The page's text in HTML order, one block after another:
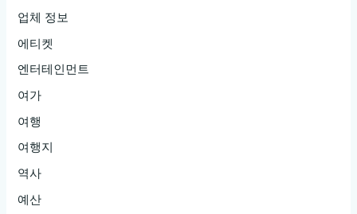
업체 정보
에티켓
엔터테인먼트
여가
여행
여행지
역사
예산